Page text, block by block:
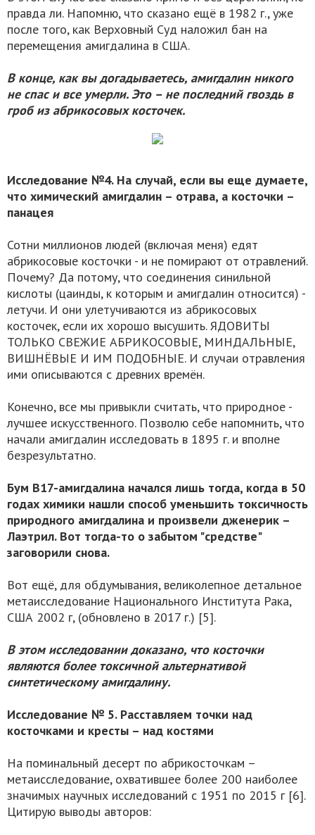
правда ли. Напомню, что сказано ещё в 1982 г., уже
после того, как Верховный Суд наложил бан на
перемещения амигдалина в США.
В конце, как вы догадываетесь, амигдалин никого
не спас и все умерли. Это – не последний гвоздь в
гроб из абрикосовых косточек.
Исследование №4. На случай, если вы еще думаете,
что химический амигдалин – отрава, а косточки –
панацея
Сотни миллионов людей (включая меня) едят
абрикосовые косточки - и не помирают от отравлений.
Почему? Да потому, что соединения синильной
кислоты (цаинды, к которым и амигдалин относится) -
летучи. И они улетучиваются из абрикосовых
косточек, если их хорошо высушить. ЯДОВИТЫ
ТОЛЬКО СВЕЖИЕ АБРИКОСОВЫЕ, МИНДАЛЬНЫЕ,
ВИШНЁВЫЕ И ИМ ПОДОБНЫЕ. И случаи отравления
ими описываются с древних времён.
Конечно, все мы привыкли считать, что природное -
лучшее искусственного. Позволю себе напомнить, что
начали амигдалин исследовать в 1895 г. и вполне
безрезультатно.
Бум В17-амигдалина начался лишь тогда, когда в 50
годах химики нашли способ уменьшить токсичность
природного амигдалина и произвели дженерик –
Лаэтрил. Вот тогда-то о забытом "средстве"
заговорили снова.
Вот ещё, для обдумывания, великолепное детальное
метаисследование Национального Института Рака,
США 2002 г, (обновлено в 2017 г.) [5].
В этом исследовании доказано, что косточки
являются более токсичной альтернативой
синтетическому амигдалину.
Исследование № 5. Расставляем точки над
косточками и кресты – над костями
На поминальный десерт по абрикосточкам –
метаисследование, охватившее более 200 наиболее
значимых научных исследований с 1951 по 2015 г [6].
Цитирую выводы авторов: